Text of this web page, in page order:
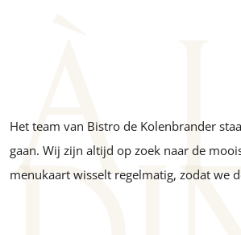
Het team van Bistro de Kolenbrander
gaan. Wij zijn altijd op zoek naar de
menukaart wisselt regelmatig, zodat we
À